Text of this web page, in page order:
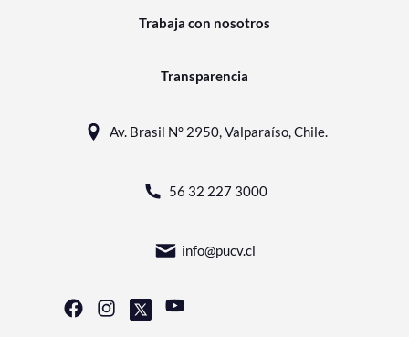
Trabaja con nosotros
Transparencia
Av. Brasil N° 2950, Valparaíso, Chile.
56 32 227 3000
info@pucv.cl